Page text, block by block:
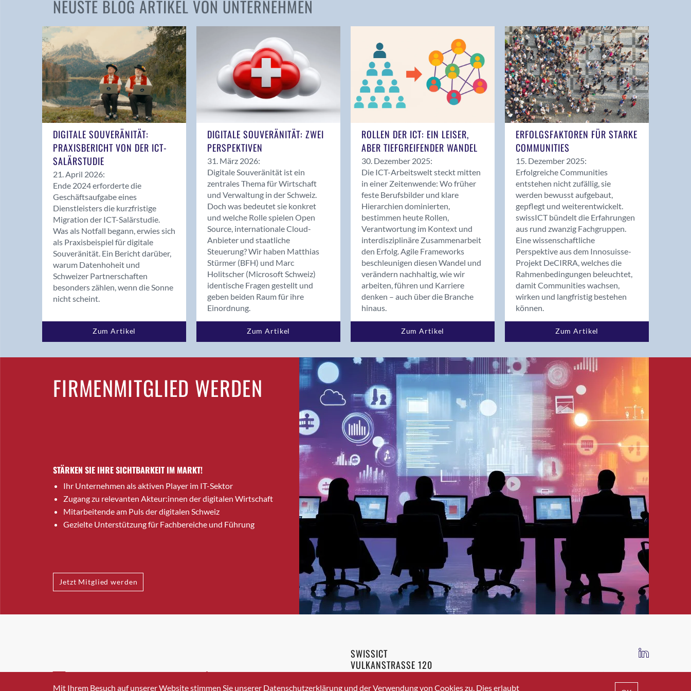
Andelfingen
Balsthal
Balzers
Bassersdorf
Benken (SG)
Bergdietikon
Bern - Liebefeld
Birsfelden
Bolligen
Bonaduz
Bonstetten
Bottighofen
Bremgarten bei Bern
Brig-Glis
Bronschhofen
Brugg
Brugg AG
Burgdorf
Bäretswil
Bülach
Cazis
Crissier
Davos Platz
NEUSTE BLOG ARTIKEL VON UNTERNEHMEN
DIGITALE SOUVERÄNITÄT:
PRAXISBERICHT VON DER ICT-
SALÄRSTUDIE
21. April 2026:
Ende 2024 erforderte die
Geschäftsaufgabe eines
Dienstleisters die kurzfristige
Migration der ICT-Salärstudie.
Was als Notfall begann, erwies sich
als Praxisbeispiel für digitale
Souveränität. Ein Bericht darüber,
warum Datenhoheit und
Schweizer Partnerschaften
besonders zählen, wenn die Sonne
nicht scheint.
Zum Artikel
DIGITALE SOUVERÄNITÄT: ZWEI
PERSPEKTIVEN
31. März 2026:
Digitale Souveränität ist ein
zentrales Thema für Wirtschaft
und Verwaltung in der Schweiz.
Doch was bedeutet sie konkret
und welche Rolle spielen Open
Source, internationale Cloud-
Anbieter und staatliche
Steuerung? Wir haben Matthias
Stürmer (BFH) und Marc
Holitscher (Microsoft Schweiz)
identische Fragen gestellt und
geben beiden Raum für ihre
Einordnung.
Zum Artikel
ROLLEN DER ICT: EIN LEISER,
ABER TIEFGREIFENDER WANDEL
30. Dezember 2025:
Die ICT-Arbeitswelt steckt mitten
in einer Zeitenwende: Wo früher
feste Berufsbilder und klare
Hierarchien dominierten,
bestimmen heute Rollen,
Verantwortung im Kontext und
interdisziplinäre Zusammenarbeit
den Erfolg. Agile Frameworks
beschleunigen diesen Wandel und
verändern nachhaltig, wie wir
arbeiten, führen und Karriere
denken – auch über die Branche
hinaus.
Zum Artikel
ERFOLGSFAKTOREN FÜR STARKE
COMMUNITIES
15. Dezember 2025:
Erfolgreiche Communities
entstehen nicht zufällig, sie
werden bewusst aufgebaut,
gepflegt und weiterentwickelt.
swissICT bündelt die Erfahrungen
aus rund zwanzig Fachgruppen.
Eine wissenschaftliche
Perspektive aus dem Innosuisse-
Projekt DeCIRRA, welches die
Rahmenbedingungen beleuchtet,
damit Communities wachsen,
wirken und langfristig bestehen
können.
Zum Artikel
FIRMENMITGLIED WERDEN
STÄRKEN SIE IHRE SICHTBARKEIT IM MARKT!
Ihr Unternehmen als aktiven Player im IT-Sektor
Zugang zu relevanten Akteur:innen der digitalen Wirtschaft
Mitarbeitende am Puls der digitalen Schweiz
Gezielte Unterstützung für Fachbereiche und Führung
Jetzt Mitglied werden
INFO@SWISSICT.CH +41 43 336 40 20
SWISSICT
VULKANSTRASSE 120
8048 ZURICH
IMPRESSUM DATENSCHUTZ AGB
Mit Ihrem Besuch auf unserer Website stimmen Sie unserer Datenschutzerklärung und der Verwendung von Cookies zu. Dies erlaubt